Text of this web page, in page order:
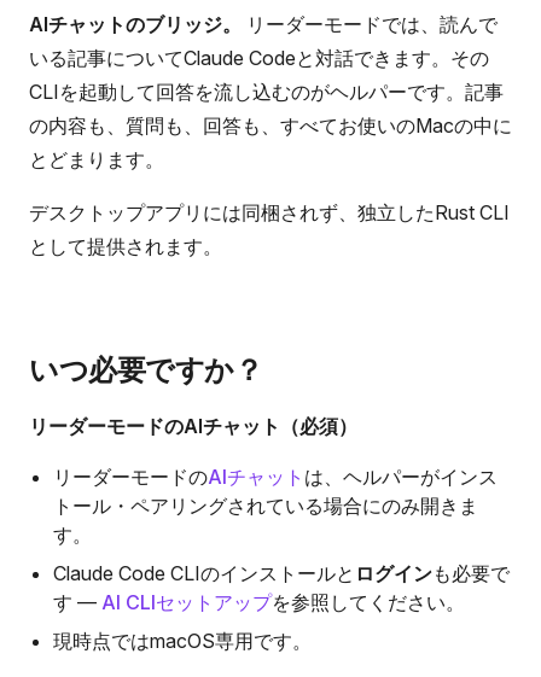
AIチャットのブリッジ。
リーダーモードでは、読んで
いる記事についてClaude Codeと対話できます。その
CLIを起動して回答を流し込むのがヘルパーです。記事
の内容も、質問も、回答も、すべてお使いのMacの中に
とどまります。
デスクトップアプリには同梱されず、独立したRust CLI
として提供されます。
いつ必要ですか？
リーダーモードのAIチャット（必須）
リーダーモードのAIチャット は、ヘルパーがインス
トール・ペアリングされている場合にのみ開きま
す。
Claude Code CLIのインストールと ログインも必要で
す — AI CLIセットアップを参照してください。
現時点ではmacOS専用です。